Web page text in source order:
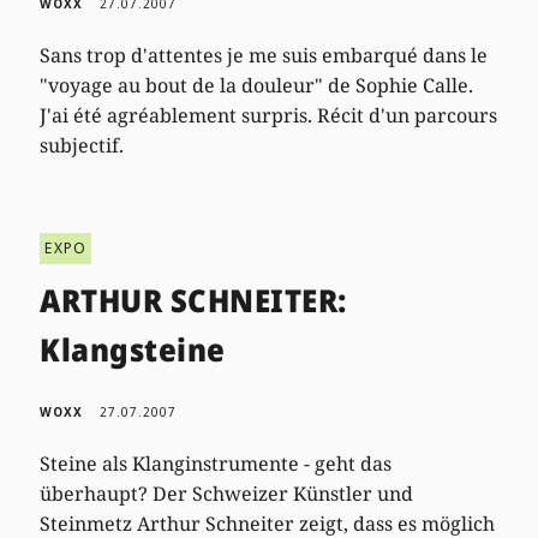
Sans trop d'attentes je me suis embarqué dans le
"voyage au bout de la douleur" de Sophie Calle.
J'ai été agréablement surpris. Récit d'un parcours
subjectif.
EXPO
ARTHUR SCHNEITER:
Klangsteine
WOXX 27.07.2007
Steine als Klanginstrumente - geht das
überhaupt? Der Schweizer Künstler und
Steinmetz Arthur Schneiter zeigt, dass es möglich